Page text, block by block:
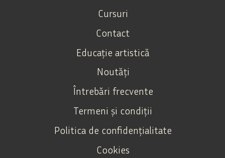
Noutăți
Întrebări frecvente
Termeni și condiții
Politica de confidențialitate
Cookies
Cursuri
Contact
Educație artistică